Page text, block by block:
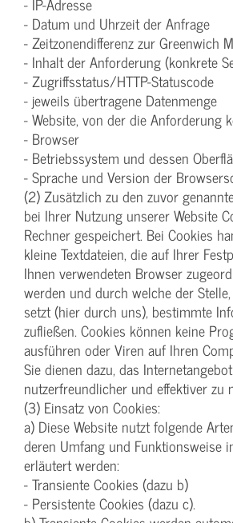
- Datum und Uhrzeit der Anfrage
- Zeitzonendifferenz zur Greenwich
- Inhalt der Anforderung (konkrete
- Zugriffsstatus/HTTP-Statuscode
- jeweils übertragene Datenmenge
- Website, von der die Anforderung
- Browser
- Betriebssystem und dessen
- Sprache und Version der
(2) Zusätzlich zu den zuvor
bei Ihrer Nutzung unserer Website
Rechner gespeichert. Bei Cookies
kleine Textdateien, die auf Ihrer
Ihnen verwendeten Browser
werden und durch welche der
setzt (hier durch uns), bestimmte
zufließen. Cookies können keine
ausführen oder Viren auf Ihren
Sie dienen dazu, das
nutzerfreundlicher und effektiver zu
(3) Einsatz von Cookies:
a) Diese Website nutzt folgende
deren Umfang und Funktionsweise
erläutert werden:
- Transiente Cookies (dazu b)
- Persistente Cookies (dazu c).